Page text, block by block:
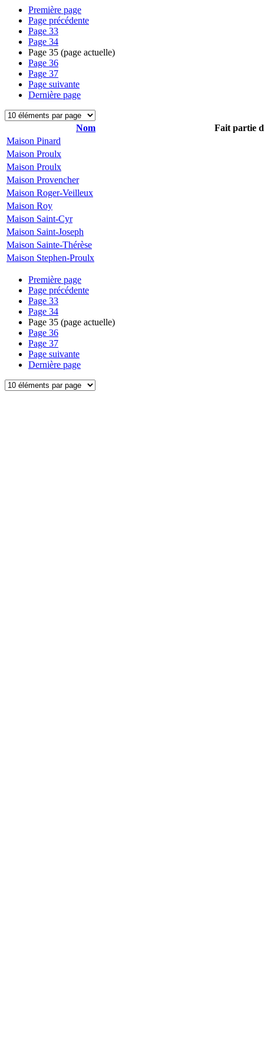
Première page
Page précédente
Page 33
Page 34
Page 35 (page actuelle)
Page 36
Page 37
Page suivante
Dernière page
Nom
Fait partie
Maison Pinard
Maison Proulx
Maison Proulx
Maison Provencher
Maison Roger-Veilleux
Maison Roy
Maison Saint-Cyr
Maison Saint-Joseph
Maison Sainte-Thérèse
Maison Stephen-Proulx
Première page
Page précédente
Page 33
Page 34
Page 35 (page actuelle)
Page 36
Page 37
Page suivante
Dernière page